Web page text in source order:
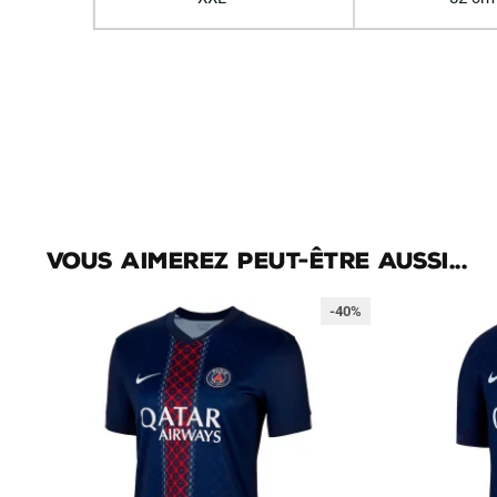
Vous aimerez peut-être aussi...
-40%